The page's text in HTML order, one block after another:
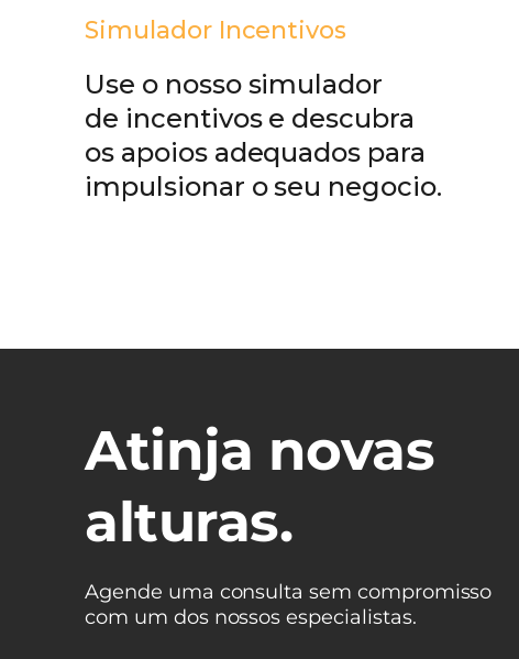
Simulador Incentivos
Use o nosso simulador
de incentivos e descubra
os apoios adequados para
impulsionar o seu negocio.
Atinja novas
alturas.
Agende uma consulta sem compromisso
com um dos nossos especialistas.